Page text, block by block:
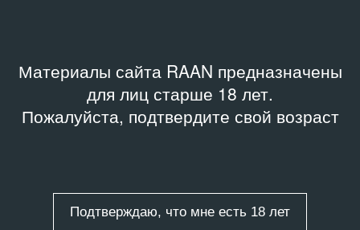
Материалы сайта RAAN предназначены
для лиц старше 18 лет.
Пожалуйста, подтвердите свой возраст
Подтверждаю, что мне есть 18 лет